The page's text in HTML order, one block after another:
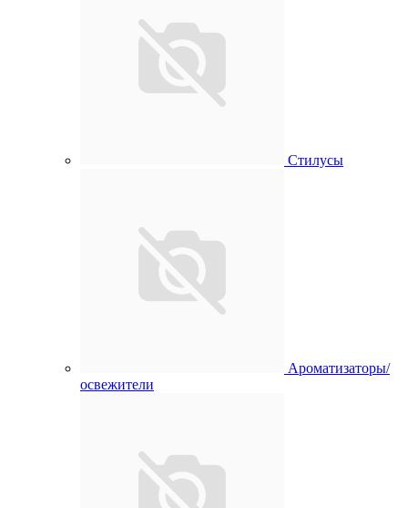
Стилусы
Ароматизаторы/
освежители